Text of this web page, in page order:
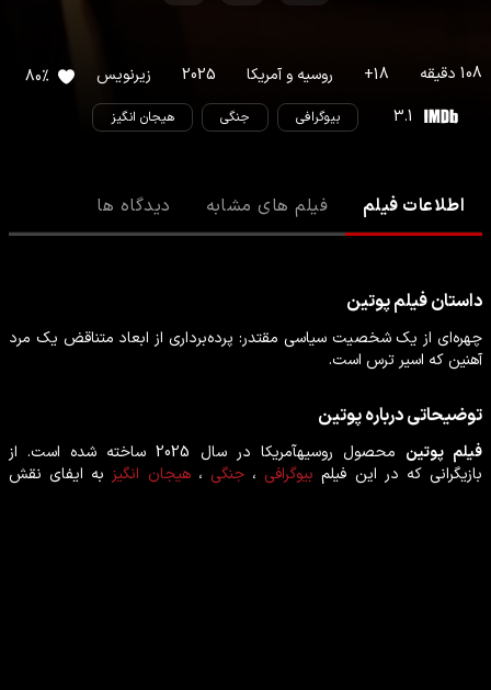
108 دقیقه 18
+ روسیه وآمریکا 2025 زیرنویس 80%
3.1
بیوگرافی جنگی هیجان انگیز
اطلاعات فیلم فیلم های مشابه دیدگاه ها
داستانفیلمپوتین
چهره‌ای از یک شخصیت سیاسی مقتدر: پرده‌برداری از ابعاد متناقض یک مرد
آهنین که اسیر ترس است.
توضیحاتی دربارهپوتین
فیلمپوتین محصول روسیهآمریکا در سال
ساخته شده است. از
بازیگرانی که در این فیلم بیوگرافی ،جنگی ،هیجان انگیز به ایفای نقش